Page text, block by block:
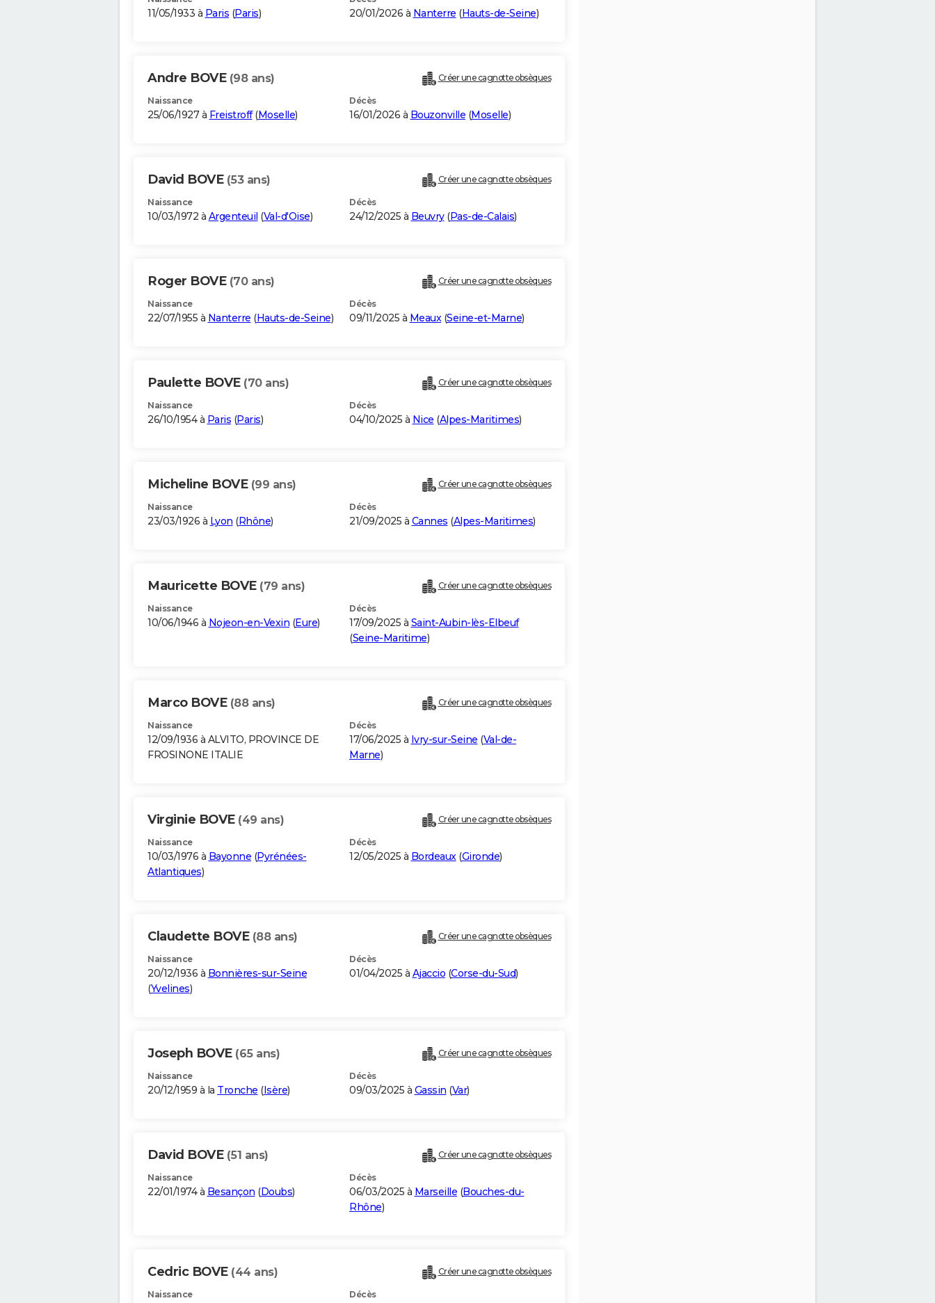
11/05/1933 à Paris (Paris) 20/01/2026 à Nanterre (Hauts-de-Seine)
Andre BOVE (98 ans) Créer une cagnotte obsèques
Naissance
25/06/1927 à Freistroff(Moselle)
Décès
16/01/2026 à Bouzonville (Moselle)
David BOVE (53 ans) Créer une cagnotte obsèques
Naissance
10/03/1972 à Argenteuil (Val-d'Oise)
Décès
24/12/2025 à Beuvry(Pas-de-Calais)
Roger BOVE (70 ans) Créer une cagnotte obsèques
Naissance
22/07/1955 à Nanterre (Hauts-de-Seine)
Décès
09/11/2025 à Meaux(Seine-et-Marne)
Paulette BOVE (70 ans) Créer une cagnotte obsèques
Naissance
26/10/1954 à Paris (Paris)
Décès
04/10/2025 à Nice (Alpes-Maritimes)
Micheline BOVE (99 ans) Créer une cagnotte obsèques
Naissance
23/03/1926 à Lyon (Rhône)
Décès
21/09/2025 à Cannes (Alpes-Maritimes)
Mauricette BOVE (79 ans) Créer une cagnotte obsèques
Naissance
10/06/1946 à Nojeon-en-Vexin (Eure)
Décès
17/09/2025 à Saint-Aubin-lès-Elbeuf
(Seine-Maritime)
Marco BOVE (88 ans) Créer une cagnotte obsèques
Naissance
12/09/1936 à ALVITO, PROVINCE DE
FROSINONE ITALIE
Décès
17/06/2025 à Ivry-sur-Seine (Val-de-
Marne)
Virginie BOVE (49 ans) Créer une cagnotte obsèques
Naissance
10/03/1976 à Bayonne (Pyrénées-
Atlantiques)
Décès
12/05/2025 à Bordeaux(Gironde)
Claudette BOVE (88 ans) Créer une cagnotte obsèques
Naissance
20/12/1936 à Bonnières-sur-Seine
(Yvelines)
Décès
01/04/2025 à Ajaccio (Corse-du-Sud)
Joseph BOVE (65 ans) Créer une cagnotte obsèques
Naissance
20/12/1959 à la Tronche (Isère)
Décès
09/03/2025 à Gassin (Var)
David BOVE (51 ans) Créer une cagnotte obsèques
Naissance
22/01/1974 à Besançon (Doubs)
Décès
06/03/2025 à Marseille (Bouches-du-
Rhône)
Cedric BOVE (44 ans) Créer une cagnotte obsèques
Naissance Décès